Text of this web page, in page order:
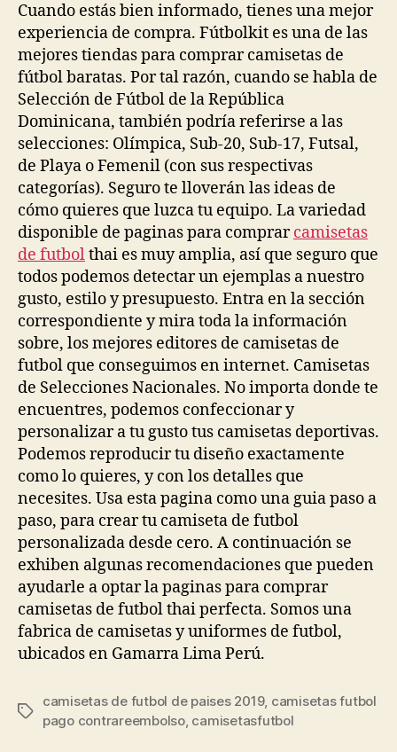
Cuando estás bien informado, tienes una mejor
experiencia de compra. Fútbolkit es una de las
mejores tiendas para comprar camisetas de
fútbol baratas. Por tal razón, cuando se habla de
Selección de Fútbol de la República
Dominicana, también podría referirse a las
selecciones: Olímpica, Sub-20, Sub-17, Futsal,
de Playa o Femenil (con sus respectivas
categorías). Seguro te lloverán las ideas de
cómo quieres que luzca tu equipo. La variedad
disponible de paginas para comprarcamisetas
de futbolthai es muy amplia, así que seguro que
todos podemos detectar un ejemplas a nuestro
gusto, estilo y presupuesto. Entra en la sección
correspondiente y mira toda la información
sobre, los mejores editores de camisetas de
futbol que conseguimos en internet. Camisetas
de Selecciones Nacionales. No importa donde te
encuentres, podemos confeccionar y
personalizar a tu gusto tus camisetas deportivas.
Podemos reproducir tu diseño exactamente
como lo quieres, y con los detalles que
necesites. Usa esta pagina como una guia paso a
paso, para crear tu camiseta de futbol
personalizada desde cero. A continuación se
exhiben algunas recomendaciones que pueden
ayudarle a optar la paginas para comprar
camisetas de futbol thai perfecta. Somos una
fabrica de camisetas y uniformes de futbol,
ubicados en Gamarra Lima Perú.
Etiquetas
camisetas de futbol de paises 2019, camisetas futbol
pago contrareembolso, camisetasfutbol